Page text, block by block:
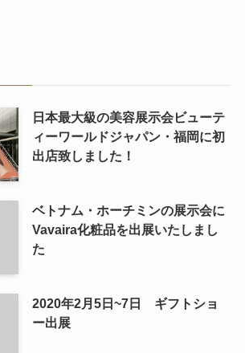
日本最大級の美容展示会ビューテ
ィーワールドジャパン・福岡に初
出店致しました！
ベトナム・ホーチミンの展示会に
Vavaira化粧品を出展いたしまし
た
2020年2月5日~7日 ギフトショ
ー出展